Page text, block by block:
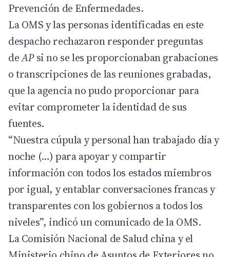
Prevención de Enfermedades.
La OMS y las personas identificadas en este
despacho rechazaron responder preguntas
deAPsi no se les proporcionaban grabaciones
o transcripciones de las reuniones grabadas,
que la agencia no pudo proporcionar para
evitar comprometer la identidad de sus
fuentes.
“Nuestra cúpula y personal han trabajado día y
noche (…) para apoyar y compartir
información con todos los estados miembros
por igual, y entablar conversaciones francas y
transparentes con los gobiernos a todos los
niveles”, indicó un comunicado de la OMS.
La Comisión Nacional de Salud china y el